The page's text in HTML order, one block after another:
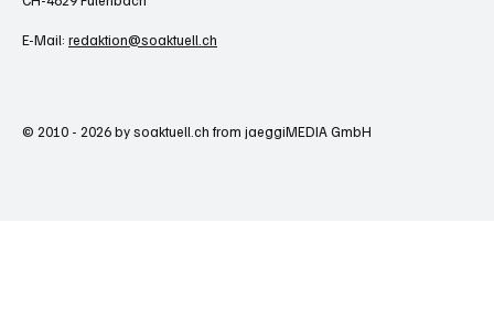
E-Mail: redaktion@soaktuell.ch
© 2010 - 2026 by soaktuell.ch from jaeggiMEDIA GmbH